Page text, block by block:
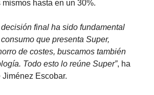
hasta en un 30%.
final ha sido fundamental
que presenta Super,
de costes, buscamos también
Todo esto lo reúne Super”, ha
Escobar.